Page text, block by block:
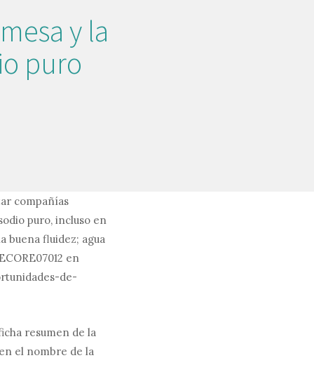
y la
puro
compañías
puro, incluso en
buena fluidez; agua
en
de-
resumen de la
el nombre de la